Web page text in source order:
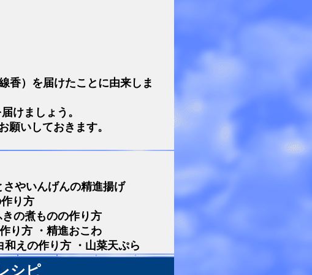
香）を届けたことに由来しま
けましょう。
願いしておきます。
やいんげんの精進揚げ
り方
の煮ものの作り方
り方 ・精進おこわ
和えの作り方 ・山菜天ぷら
シピ